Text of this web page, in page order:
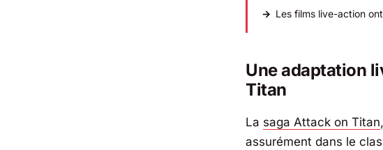
Les films live-action
Une adaptation
Titan
La saga Attack on Titan
assurément dans le